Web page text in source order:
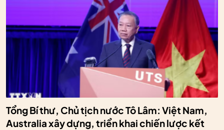
Tổng Bí thư, Chủ tịch nước Tô Lâm: Việt Nam,
Australia xây dựng, triển khai chiến lược kết